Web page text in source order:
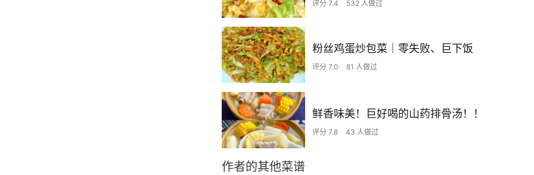
评分 7.4 532 人做过
粉丝鸡蛋炒包菜｜零失败、巨下饭
评分 7.0 81 人做过
鲜香味美！巨好喝的山药排骨汤！！
评分 7.8 43 人做过
作者的其他菜谱